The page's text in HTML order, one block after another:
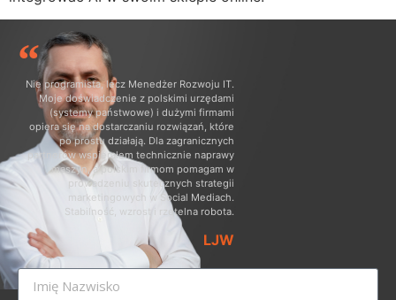
Nie programista, lecz Menedżer Rozwoju IT.
Moje doświadczenie z polskimi urzędami
(systemy państwowe) i dużymi firmami
opiera się na dostarczaniu rozwiązań, które
po prostu działają. Dla zagranicznych
partnerów wspierałem technicznie naprawy
maszyn, a polskim firmom pomagam w
prowadzeniu skutecznych strategii
marketingowych w Social Mediach.
Stabilność, wzrost i rzetelna robota.
LJW